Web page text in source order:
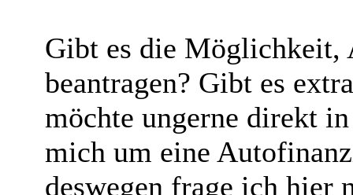
Gibt es die Möglichkeit,
beantragen? Gibt es
möchte ungerne direkt
mich um eine
deswegen frage ich hier